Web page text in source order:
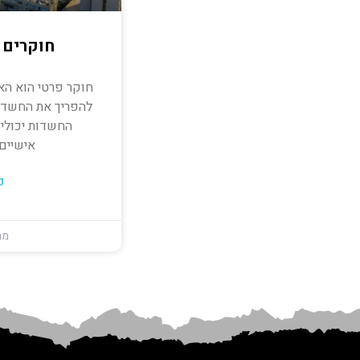
חוקר פרטי הוא
להפריך את
החשדות